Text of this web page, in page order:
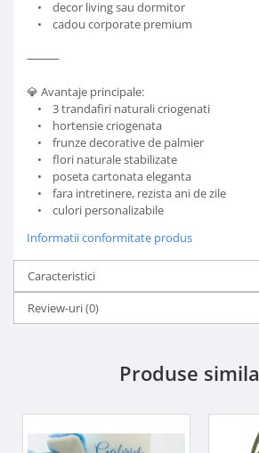
• decor living sau dormitor
• cadou corporate premium
⸻
💎 Avantaje principale:
• 3 trandafiri naturali criogenati
• hortensie criogenata
• frunze decorative de palmier
• flori naturale stabilizate
• poseta cartonata eleganta
• fara intretinere, rezista ani de zile
• culori personalizabile
Informatii conformitate produs
Caracteristici
Review-uri(0)
Produse